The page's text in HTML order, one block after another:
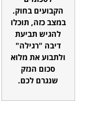
הקבועים בחוק.
במצב כזה, תוכלו
להגיש תביעת
דיבה "רגילה"
ולתבוע את מלוא
סכום הנזק
שנגרם לכם.